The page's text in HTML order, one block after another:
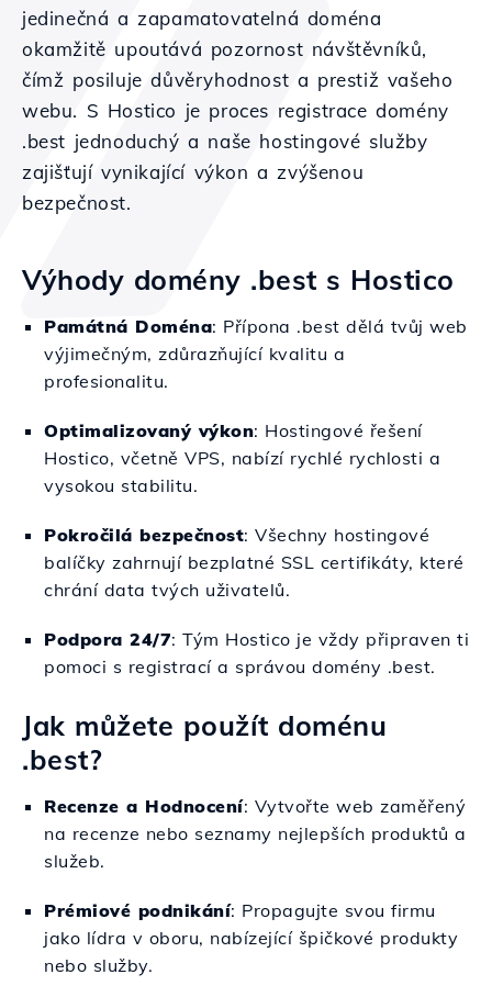
jedinečná a zapamatovatelná doména
okamžitě upoutává pozornost návštěvníků,
čímž posiluje důvěryhodnost a prestiž vašeho
webu. S Hostico je proces registrace domény
.best jednoduchý a naše hostingové služby
zajišťují vynikající výkon a zvýšenou
bezpečnost.
Výhody domény .best s Hostico
Památná Doména: Přípona .best dělá tvůj web
výjimečným, zdůrazňující kvalitu a
profesionalitu.
Optimalizovaný výkon: Hostingové řešení
Hostico, včetně VPS, nabízí rychlé rychlosti a
vysokou stabilitu.
Pokročilá bezpečnost: Všechny hostingové
balíčky zahrnují bezplatné SSL certifikáty, které
chrání data tvých uživatelů.
Podpora 24/7: Tým Hostico je vždy připraven ti
pomoci s registrací a správou domény .best.
Jak můžete použít doménu
.best?
Recenze a Hodnocení: Vytvořte web zaměřený
na recenze nebo seznamy nejlepších produktů a
služeb.
Prémiové podnikání: Propagujte svou firmu
jako lídra v oboru, nabízející špičkové produkty
nebo služby.